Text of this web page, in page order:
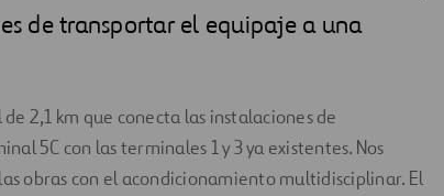
de transportar el equipaje a una
2,1 km que conecta las instalaciones de
5C con las terminales 1 y 3 ya existentes. Nos
obras con el acondicionamiento multidisciplinar. El